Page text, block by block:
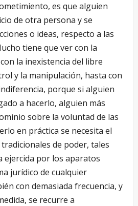
es que alguien
de otra persona y se
o ideas, respecto a las
tiene que ver con la
la inexistencia del libre
y la manipulación, hasta con
porque si alguien
a hacerlo, alguien más
sobre la voluntad de las
en práctica se necesita el
de poder, tales
ejercida por los aparatos
jurídico de cualquier
con demasiada frecuencia, y
se recurre a